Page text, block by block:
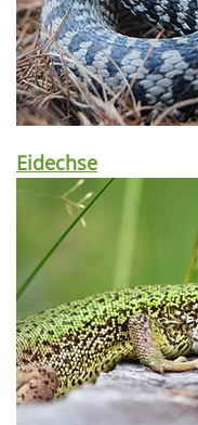
Eidechse